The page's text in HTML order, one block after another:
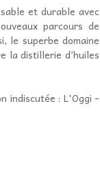
et durable avec
parcours de
le superbe domaine
la distillerie d’huiles
indiscutée : L'Oggi -